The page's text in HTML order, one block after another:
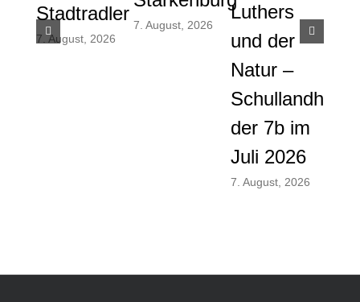
Stadtradler
7. August, 2026
7. August, 2026
Luthers
und der
Natur –
Schullandheim
der 7b im
Juli 2026
7. August, 2026